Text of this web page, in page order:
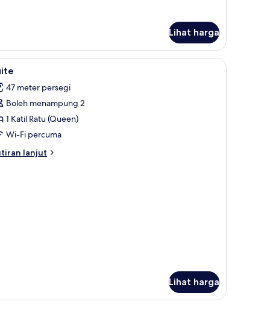
Lihat harga
Suite | Bar mini, peti besi dalam bilik, meja,
12
47 meter persegi
Boleh menampung 2
1 Katil Ratu (Queen)
Wi-Fi percuma
lanjut
Lihat harga
tirai gelap terus